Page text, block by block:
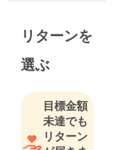
リターンを
選ぶ
目標金額
未達でも
リターン